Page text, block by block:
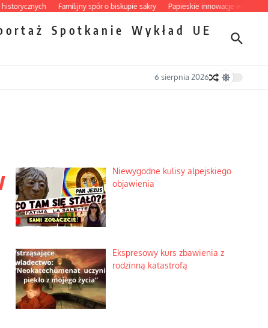
Familijny spór o biskupie sakry Papieskie innowacje w tradycyjnym
Spotkanie Wykład
UE
6 sierpnia 2026
Niewygodne kulisy alpejskiego
objawienia
Ekspresowy kurs zbawienia z
rodzinną katastrofą